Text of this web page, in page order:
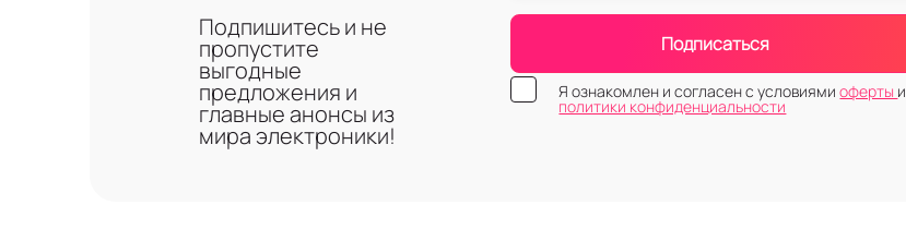
Подпишитесь и не
пропустите
выгодные
предложения и
главные анонсы из
мира электроники!
Подписаться
Я ознакомлен и согласен с условиямиоферты и
политики конфиденциальности